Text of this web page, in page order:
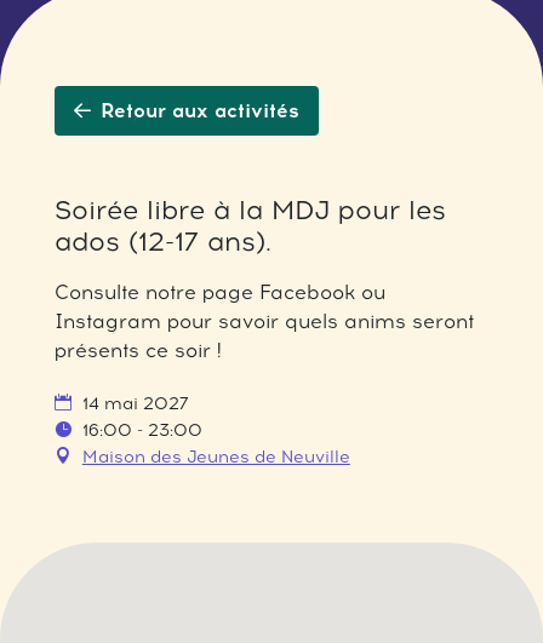
Retour aux activités
Soirée libre à la MDJ pour les
ados (12-17 ans).
Consulte notre page Facebook ou
Instagram pour savoir quels anims seront
présents ce soir !
14 mai 2027
16:00 - 23:00
Maison des Jeunes de Neuville